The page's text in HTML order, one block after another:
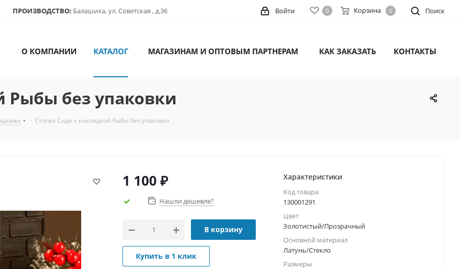
ПРОИЗВОДСТВО: Балашиха, ул. Советская , д.36 Поиск
0 Корзина 0
Войти
О КОМПАНИИ КАТАЛОГ МАГАЗИНАМ И ОПТОВЫМ ПАРТНЕРАМ КАК ЗАКАЗАТЬ КОНТАКТЫ
Рыбы без упаковки
- Стопка Сиде с накладкой Рыбы без упаковки
1 100 ₽
Нашли дешевле?
В корзину
Купить в 1 клик
Характеристики
Код товара
130001291
Цвет
Золотистый/Прозрачный
Основной материал
Латунь/Стекло
Размеры